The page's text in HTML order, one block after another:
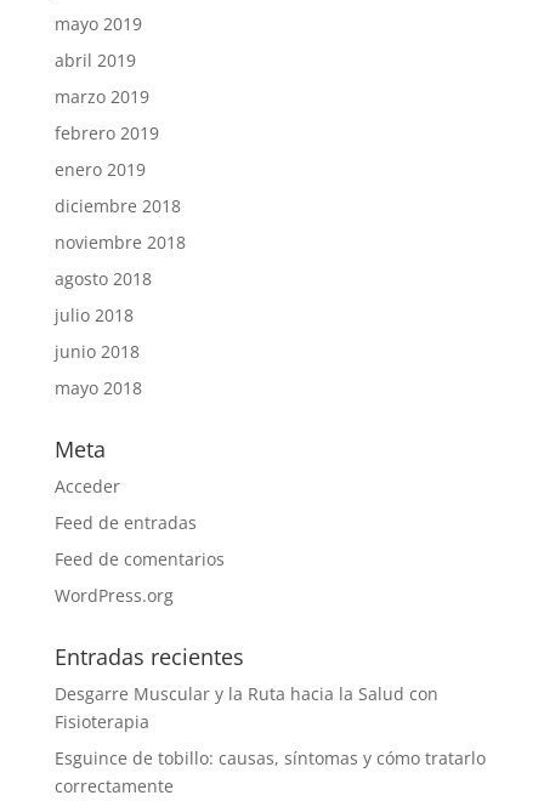
mayo 2019
abril 2019
marzo 2019
febrero 2019
enero 2019
diciembre 2018
noviembre 2018
agosto 2018
julio 2018
junio 2018
mayo 2018
Meta
Acceder
Feed de entradas
Feed de comentarios
WordPress.org
Entradas recientes
Desgarre Muscular y la Ruta hacia la Salud con
Fisioterapia
Esguince de tobillo: causas, síntomas y cómo tratarlo
correctamente